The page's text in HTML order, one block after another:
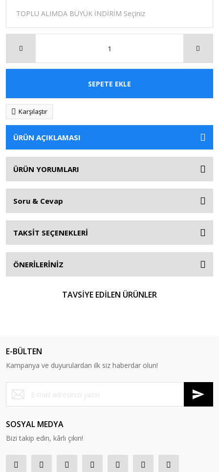
SEPETE EKLE
Karşılaştır
ÜRÜN AÇIKLAMASI
ÜRÜN YORUMLARI
Soru & Cevap
TAKSİT SEÇENEKLERİ
ÖNERİLERİNİZ
TAVSİYE EDİLEN ÜRÜNLER
E-BÜLTEN
Kampanya ve duyurulardan ilk siz haberdar olun!
SOSYAL MEDYA
Bizi takip edin, kârlı çıkın!